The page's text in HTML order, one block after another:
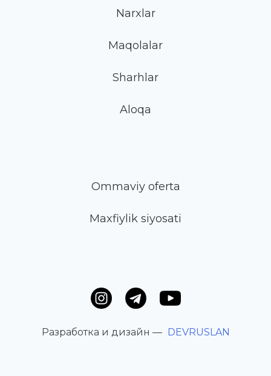
Narxlar
Maqolalar
Sharhlar
Aloqa
Ommaviy oferta
Maxfiylik siyosati
Разработка и дизайн — DEVRUSLAN